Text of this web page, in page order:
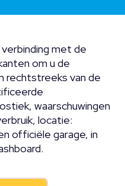
met de
om u de
rechtstreeks van de
waarschuwingen
locatie:
officiële garage, in